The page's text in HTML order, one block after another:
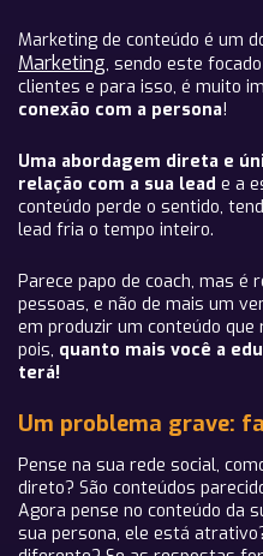
Marketing de conteúdo é um
Marketing, sendo este
clientes e para isso, é muito
conexão com a persona!
Uma abordagem direta e
relação com a sua lead e a
conteúdo perde o sentido,
lead fria o tempo inteiro.
Parece papo de coach, mas é
pessoas, e não de mais um
em produzir um conteúdo
pois, quanto mais você a
terá!
Um problema grave:
Pense na sua rede social,
direto? São conteúdos
Agora pense no conteúdo da
sua persona, ele está